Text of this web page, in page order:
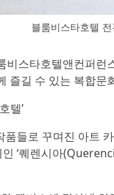
블룸비스타호텔
비스타호텔앤컨퍼
즐길 수 있는 복합
텔’
들로 꾸며진 아트
‘퀘렌시아